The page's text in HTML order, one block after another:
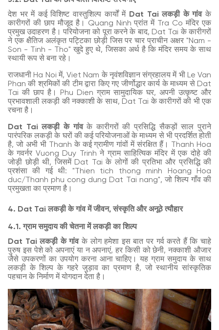
देश भर में कई विशिष्ट वास्तुशिल्प कार्यों में Dat Tai लकड़ी के गांवके
कारीगरों की छाप मौजूद है। Quang Ninh प्रांत में Tra Co मंदिर एक
प्रमुख उदाहरण है। परियोजना को पूरा करने के बाद, Dat Tai के कारीगरों
ने एक क्षैतिज अलंकृत पट्टिका छोड़ी जिस पर चार प्राचीन अक्षर "Nam -
Son - Tinh - Tho" खुदे हुए थे, जिसका अर्थ है कि मंदिर समय के साथ
स्थायी रूप से बना रहे।
राजधानी Ha Noi में, Viet Nam के नृवंशविज्ञान संग्रहालय में भी Le Van
Phan की श्रमिकों की टीम द्वारा किए गए जीर्णोद्धार कार्य के माध्यम से Dat
Tai की छाप है। Phu Dien ग्राम सामुदायिक घर, अपनी उत्कृष्ट और
प्रभावशाली लकड़ी की नक्काशी के साथ, Dat Tai के कारीगरों की भी एक
रचना है।
Dat Tai लकड़ी के गांवके कारीगरों की प्रसिद्धि सैकड़ों साल पुराने
पारंपरिक लकड़ी के घरों की कई परियोजनाओं के माध्यम से भी प्रदर्शित होती
है, जो अभी भी Thanh के कई ग्रामीण गांवों में संरक्षित हैं। Thanh Hoa
के गवर्नर Vuong Duy Trinh ने ग्राम साहित्यिक मंदिर में एक दोहे की
जोड़ी छोड़ी थी, जिसमें Dat Tai के लोगों की प्रतिभा और प्रसिद्धि की
प्रशंसा की गई थी: "Thien tich thong minh Hoang Hoa
duc/Thanh phu cong dung Dat Tai nang", जो शिल्प गाँव की
प्रमुखता का प्रमाण है।
4. Dat Tai लकड़ी के गांव में जीवन, संस्कृति और अनूठे त्यौहार
4.1. ग्राम समुदाय की चेतना में लकड़ी का शिल्प
Dat Tai लकड़ी के गांवके लोग हमेशा इस बात पर गर्व करते हैं कि चाहे
पुरुष इस पेशे को अपनाएं या न अपनाएं, हर किसी को छेनी, नक्काशी औजार
जैसे उपकरणों का उपयोग करना आना चाहिए। यह ग्राम समुदाय के साथ
लकड़ी के शिल्प के गहरे जुड़ाव का प्रमाण है, जो स्थानीय सांस्कृतिक
पहचान के निर्माण में योगदान देता है।